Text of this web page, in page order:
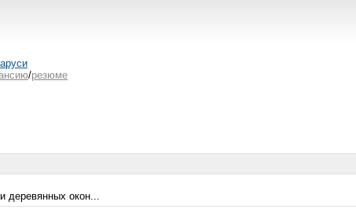
/резюме
деревянных окон...